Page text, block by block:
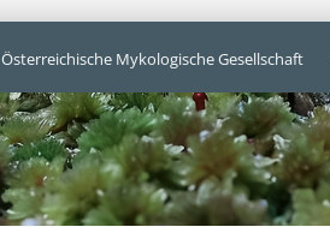
Österreichische Mykologische Gesellschaft